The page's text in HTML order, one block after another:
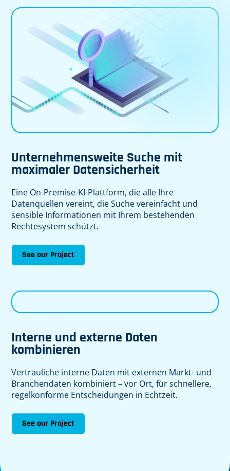
Unternehmensweite Suche mit
maximaler Datensicherheit
Eine On-Premise-KI-Plattform, die alle Ihre
Datenquellen vereint, die Suche vereinfacht und
sensible Informationen mit Ihrem bestehenden
Rechtesystem schützt.
See our Project
Interne und externe Daten
kombinieren
Vertrauliche interne Daten mit externen Markt- und
Branchendaten kombiniert – vor Ort, für schnellere,
regelkonforme Entscheidungen in Echtzeit.
See our Project